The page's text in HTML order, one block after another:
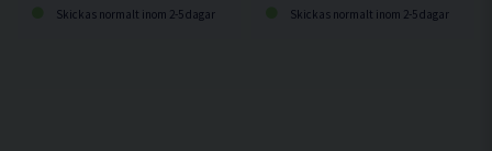
Skickas normalt inom 2-5 dagar Skickas normalt inom 2-5 dagar